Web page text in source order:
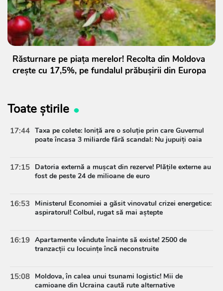
Răsturnare pe piața merelor! Recolta din Moldova
crește cu 17,5%, pe fundalul prăbușirii din Europa
Toate știrile
17:44 Taxa pe colete: Ioniță are o soluție prin care Guvernul
poate încasa 3 miliarde fără scandal: Nu jupuiți oaia
17:15 Datoria externă a mușcat din rezerve! Plățile externe au
fost de peste 24 de milioane de euro
16:53
Ministerul Economiei a găsit vinovatul crizei energetice:
aspiratorul! Colbul, rugat să mai aștepte
16:19 Apartamente vândute înainte să existe! 2500 de
tranzacții cu locuințe încă neconstruite
15:08 Moldova, în calea unui tsunami logistic! Mii de
camioane din Ucraina caută rute alternative